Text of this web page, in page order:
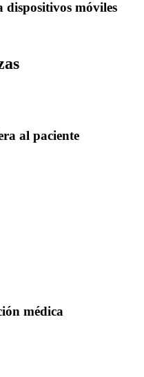
dispositivos móviles
al paciente
médica